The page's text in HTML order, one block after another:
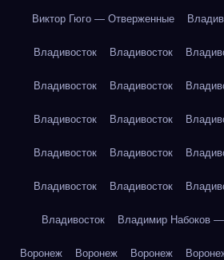
Виктор Гюго — Отверженные
Владивосток Владивосток
Владивосток Владивосток
Владивосток Владивосток
Владивосток Владивосток
Владивосток Владивосток
Владивосток Владимир Набоков
Воронеж Воронеж Воронеж